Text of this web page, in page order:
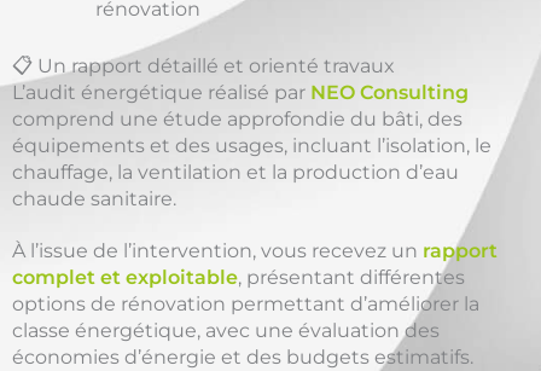
rénovation
📋 Un rapport détaillé et orienté travaux
L’audit énergétique réalisé par NEO Consulting
comprend une étude approfondie du bâti, des
équipements et des usages, incluant l’isolation, le
chauffage, la ventilation et la production d’eau
chaude sanitaire.
À l’issue de l’intervention, vous recevez un rapport
complet et exploitable, présentant différentes
options de rénovation permettant d’améliorer la
classe énergétique, avec une évaluation des
économies d’énergie et des budgets estimatifs.